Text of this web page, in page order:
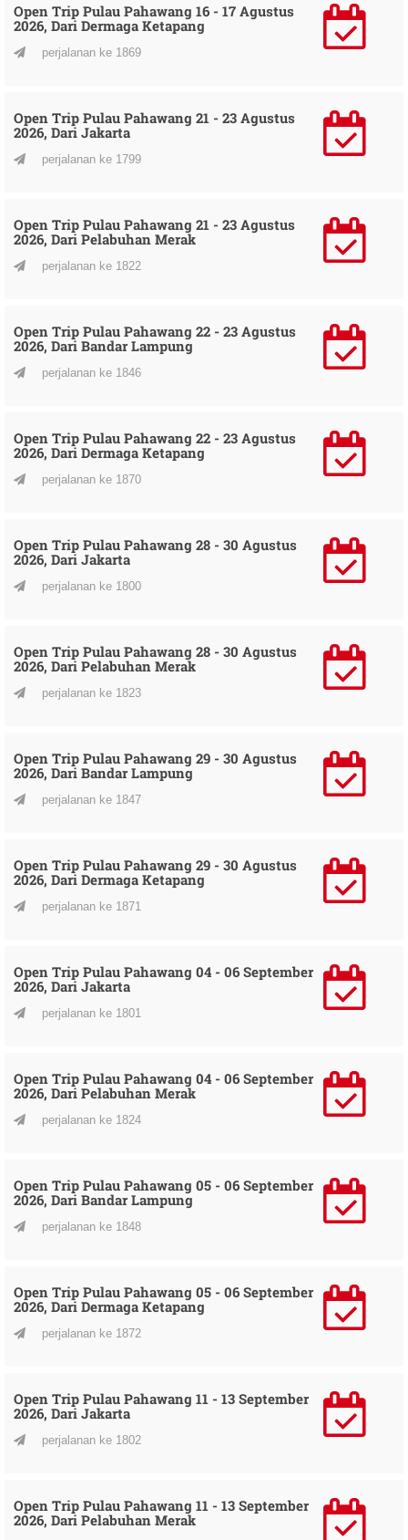
Open Trip Pulau Pahawang 16 - 17 Agustus
2026, Dari Dermaga Ketapang
perjalanan ke 1869
Open Trip Pulau Pahawang 21 - 23 Agustus
2026, Dari Jakarta
perjalanan ke 1799
Open Trip Pulau Pahawang 21 - 23 Agustus
2026, Dari Pelabuhan Merak
perjalanan ke 1822
Open Trip Pulau Pahawang 22 - 23 Agustus
2026, Dari Bandar Lampung
perjalanan ke 1846
Open Trip Pulau Pahawang 22 - 23 Agustus
2026, Dari Dermaga Ketapang
perjalanan ke 1870
Open Trip Pulau Pahawang 28 - 30 Agustus
2026, Dari Jakarta
perjalanan ke 1800
Open Trip Pulau Pahawang 28 - 30 Agustus
2026, Dari Pelabuhan Merak
perjalanan ke 1823
Open Trip Pulau Pahawang 29 - 30 Agustus
2026, Dari Bandar Lampung
perjalanan ke 1847
Open Trip Pulau Pahawang 29 - 30 Agustus
2026, Dari Dermaga Ketapang
perjalanan ke 1871
Open Trip Pulau Pahawang 04 - 06 September
2026, Dari Jakarta
perjalanan ke 1801
Open Trip Pulau Pahawang 04 - 06 September
2026, Dari Pelabuhan Merak
perjalanan ke 1824
Open Trip Pulau Pahawang 05 - 06 September
2026, Dari Bandar Lampung
perjalanan ke 1848
Open Trip Pulau Pahawang 05 - 06 September
2026, Dari Dermaga Ketapang
perjalanan ke 1872
Open Trip Pulau Pahawang 11 - 13 September
2026, Dari Jakarta
perjalanan ke 1802
Open Trip Pulau Pahawang 11 - 13 September
2026, Dari Pelabuhan Merak